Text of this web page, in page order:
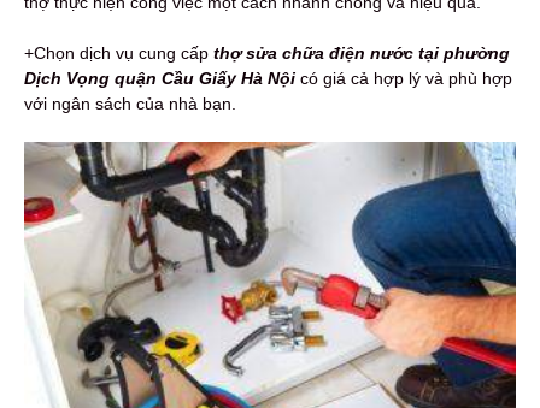
+Chọn dịch vụ cung cấp thợ sửa chữa điện nước tại phường
Dịch Vọng quận Cầu Giấy Hà Nội có giá cả hợp lý và phù hợp
với ngân sách của nhà bạn.